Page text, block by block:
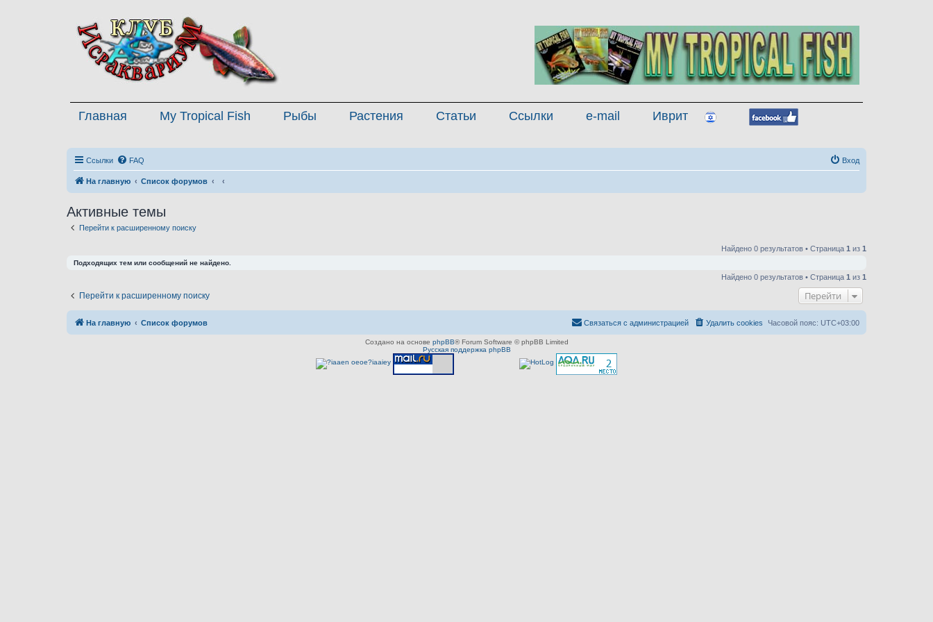
Главная My Tropical Fish Рыбы Растения Статьи Ссылки e-mail Иврит
Ссылки FAQ Вход
На главную Список форумов
Активные темы
Перейти к расширенному поиску
Найдено 0 результатов • Страница 1 из 1
Подходящих тем или сообщений не найдено.
Найдено 0 результатов • Страница 1 из 1
Перейти к расширенному поиску Перейти
На главную Список форумов Часовой пояс: UTC+03:00
Удалить cookies
Связаться с администрацией
Создано на основе phpBB® Forum Software © phpBB Limited
Русская поддержка phpBB